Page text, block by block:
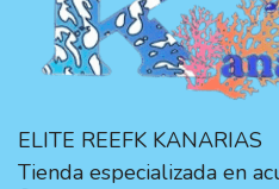
ELITE REEFK KANARIAS
Tienda especializada en